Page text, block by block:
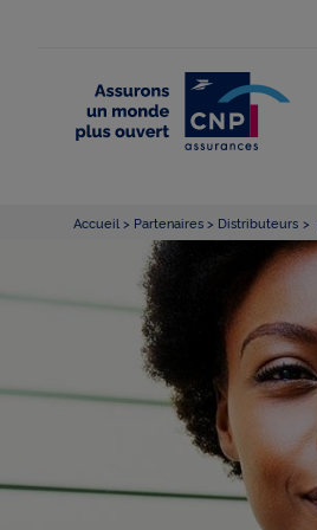
Accueil Partenaires Distributeurs